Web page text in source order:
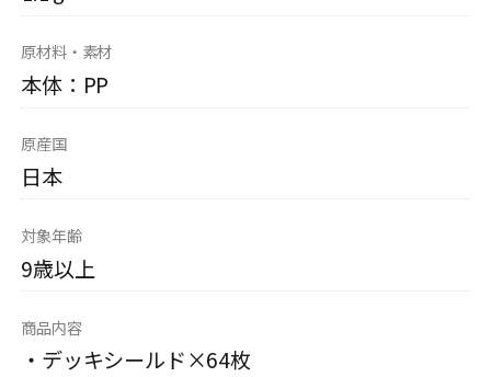
原材料・素材
本体：PP
原産国
日本
対象年齢
9歳以上
商品内容
・デッキシールド×64枚